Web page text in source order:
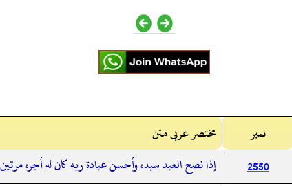
نمبر
مختصر عربی متن
2550
إذا نصح العبد سيده وأحسن عبادة ربه كان له أجره مرتين